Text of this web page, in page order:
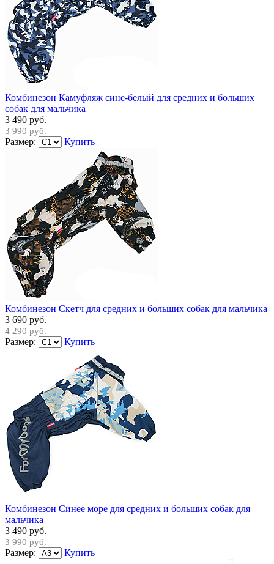
Комбинезон Камуфляж сине-белый для средних и больших
собак для мальчика
3 490 руб.
3 990 руб.
Размер: Купить
Комбинезон Скетч для средних и больших собак для мальчика
3 690 руб.
4 290 руб.
Размер: Купить
Комбинезон Синее море для средних и больших собак для
мальчика
3 490 руб.
3 990 руб.
Размер: Купить